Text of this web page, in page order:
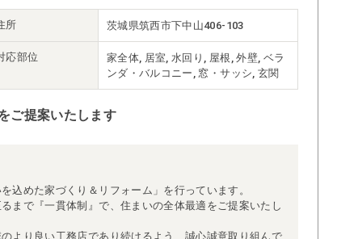
所 茨城県筑西市下中山406-103
応部位
家全体, 居室, 水回り, 屋根, 外壁, ベラ
ンダ・バルコニー, 窓・サッシ, 玄関
ご提案いたします
込めた家づくり＆リフォーム」を行っています。
まで『一貫体制』で、住まいの全体最適をご提案いたし
より良い工務店であり続けるよう、誠心誠意取り組んで